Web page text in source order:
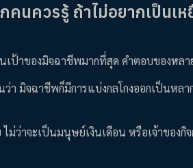
นควรรู้ ถ้าไม่อยากเป็นเ
เป้าของมิจฉาชีพมากที่สุด คำตอบของหล
า มิจฉาชีพก็มีการแบ่งกลโกงออกเป็นหล
ว่าจะเป็นมนุษย์เงินเดือน หรือเจ้าของ